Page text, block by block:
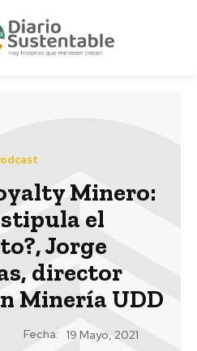
Minero:
el
Jorge
director
Minería UDD
Fecha: 19 Mayo, 2021